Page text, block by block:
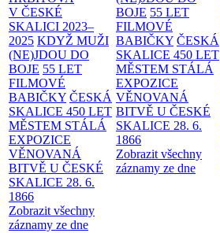
V ČESKÉ
SKALICI 2023–
2025 KDYŽ MUŽI
(NE)JDOU DO
BOJE 55 LET
FILMOVÉ
BABIČKY ČESKÁ
SKALICE 450 LET
MĚSTEM STÁLÁ
EXPOZICE
VĚNOVANÁ
BITVĚ U ČESKÉ
SKALICE 28. 6.
1866
Zobrazit všechny
záznamy ze dne
BOJE 55 LET
FILMOVÉ
BABIČKY ČESKÁ
SKALICE 450 LET
MĚSTEM STÁLÁ
EXPOZICE
VĚNOVANÁ
BITVĚ U ČESKÉ
SKALICE 28. 6.
1866
Zobrazit všechny
záznamy ze dne